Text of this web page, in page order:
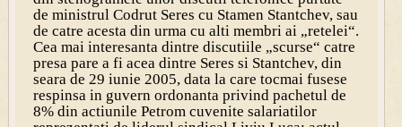
de ministrul Codrut Seres cu Stamen Stantchev, sau
de catre acesta din urma cu alti membri ai „retelei“.
Cea mai interesanta dintre discutiile „scurse“ catre
presa pare a fi acea dintre Seres si Stantchev, din
seara de 29 iunie 2005, data la care tocmai fusese
respinsa in guvern ordonanta privind pachetul de
8% din actiunile Petrom cuvenite salariatilor